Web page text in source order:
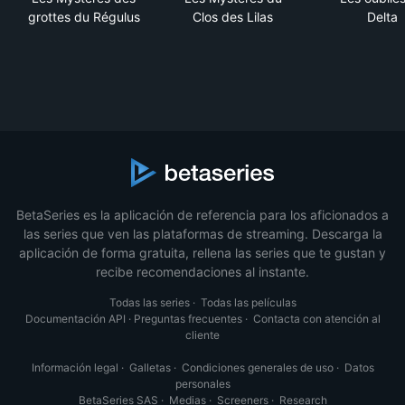
grottes du Régulus
Clos des Lilas
Delta
BetaSeries es la aplicación de referencia para los aficionados a
las series que ven las plataformas de streaming. Descarga la
aplicación de forma gratuita, rellena las series que te gustan y
recibe recomendaciones al instante.
Todas las series· Todas las películas
Documentación API · Preguntas frecuentes· Contacta con atención al
cliente
Información legal · Galletas· Condiciones generales de uso· Datos
personales
BetaSeries SAS · Medias· Screeners· Research